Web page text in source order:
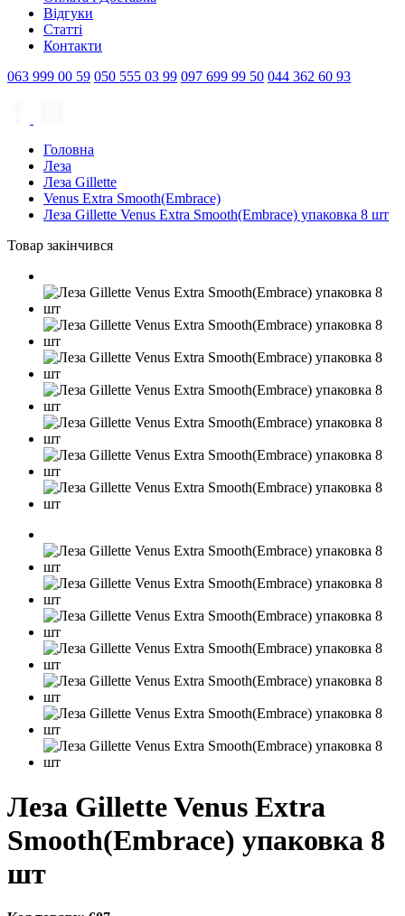
Відгуки
Статті
Контакти
063 999 00 59 050 555 03 99 097 699 99 50 044 362 60 93
Головна
Леза
Леза Gillette
Venus Extra Smooth(Embrace)
Леза Gillette Venus Extra Smooth(Embrace) упаковка 8 шт
Товар закінчився
Леза Gillette Venus Extra
Smooth(Embrace) упаковка 8
шт